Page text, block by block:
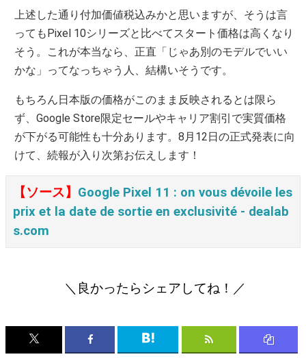
上述した通り付加価値税込みかと思いますが、そうは言
ってもPixel 10シリーズと比べてスタート価格は高くなり
そう。これが本当なら、正直「じゃあ別のモデルでいい
かな」ってなっちゃう人、結構いそうです。
もちろん日本版の価格がこのまま反映されるとは限ら
ず、Google Store限定セールやキャリア割引で実質価格
が下がる可能性も十分あります。8月12日の正式発表に向
けて、続報が入り次第お伝えします！
【ソース】 Google Pixel 11 : on vous dévoile les
prix et la date de sortie en exclusivité ‐ dealab
s.com
＼良かったらシェアしてね！／